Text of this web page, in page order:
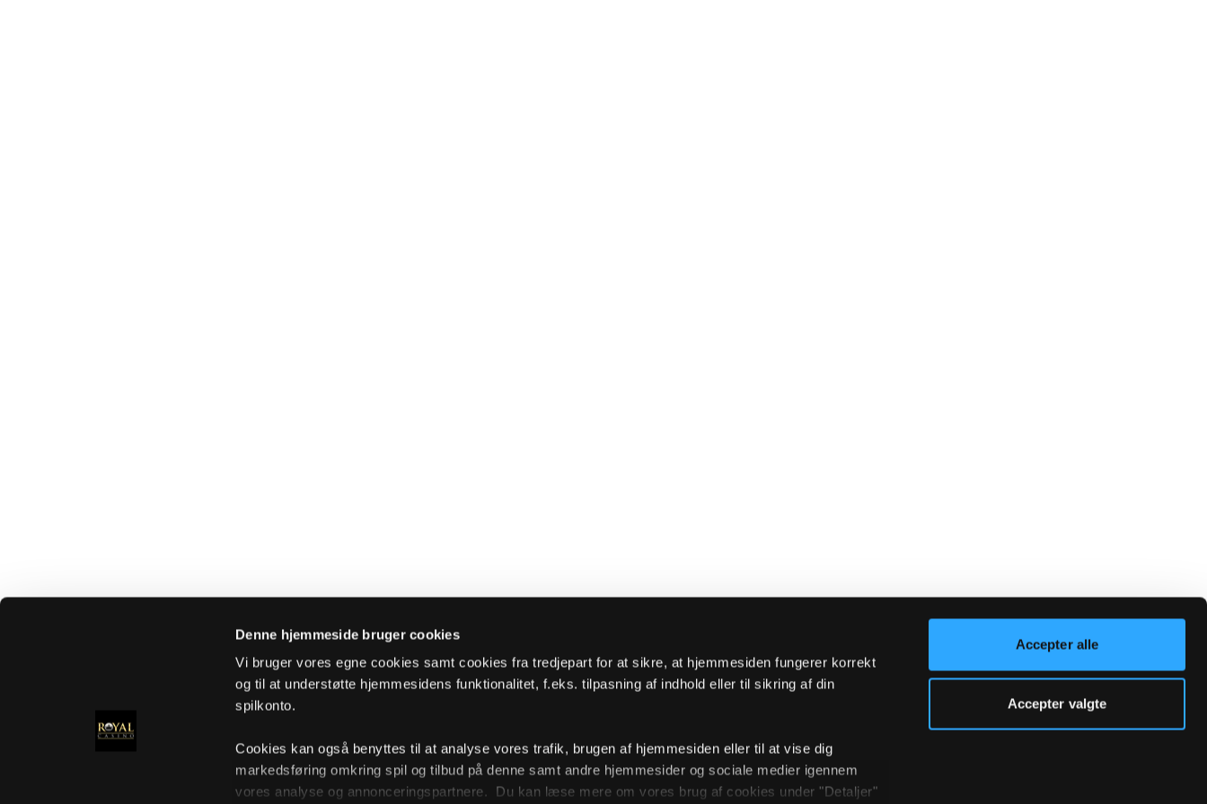
Denne hjemmeside bruger cookies
Vi bruger vores egne cookies samt cookies fra tredjepart for at sikre, at hjemmesiden fungerer korrekt
og til at understøtte hjemmesidens funktionalitet, f.eks. tilpasning af indhold eller til sikring af din
spilkonto.
Cookies kan også benyttes til at analyse vores trafik, brugen af hjemmesiden eller til at vise dig
markedsføring omkring spil og tilbud på denne samt andre hjemmesider og sociale medier igennem
vores analyse og annonceringspartnere. Du kan læse mere om vores brug af cookies under "Detaljer"
Accepter alle
Accepter valgte